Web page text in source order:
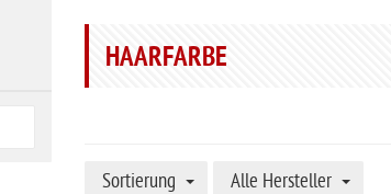
HAARFARBE
Sortierung Alle Hersteller